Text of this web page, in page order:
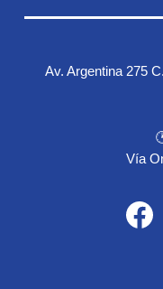
Av. Argentina 275
Vía
Facebook